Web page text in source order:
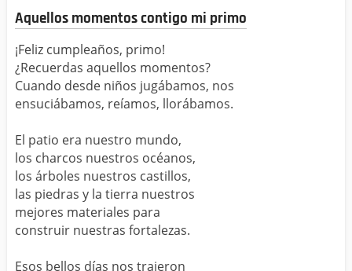
Aquellos momentos contigo mi primo
¡Feliz cumpleaños, primo!
¿Recuerdas aquellos momentos?
Cuando desde niños jugábamos, nos
ensuciábamos, reíamos, llorábamos.
El patio era nuestro mundo,
los charcos nuestros océanos,
los árboles nuestros castillos,
las piedras y la tierra nuestros
mejores materiales para
construir nuestras fortalezas.
Esos bellos días nos trajeron